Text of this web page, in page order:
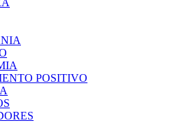
POSITIVO